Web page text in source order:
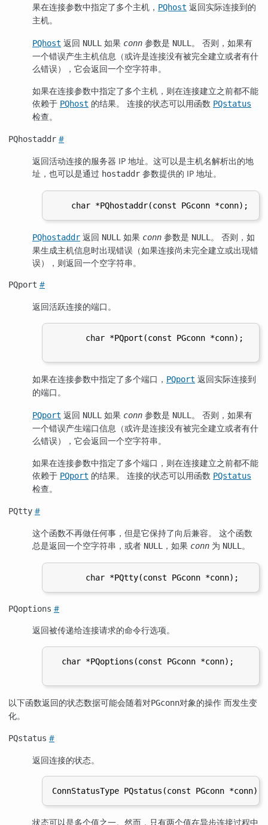
果在连接参数中指定了多个主机， PQhost 返回实际连接到的
主机。
PQhost 返回 NULL 如果 conn 参数是 NULL 。 否则，如果有
一个错误产生主机信息（或许是连接没有被完全建立或者有什
么错误），它会返回一个空字符串。
如果在连接参数中指定了多个主机，则在连接建立之前都不能
依赖于 PQhost 的结果。 连接的状态可以用函数 PQstatus
检查。
PQhostaddr #
返回活动连接的服务器 IP 地址。这可以是主机名解析出的地
址，也可以是通过 hostaddr 参数提供的 IP 地址。
PQhostaddr 返回 NULL 如果 conn 参数是 NULL 。 否则，如
果生成主机信息时出现错误（如果连接尚未完全建立或出现错
误），则返回一个空字符串。
PQport #
返回活跃连接的端口。
       char *PQport(const PGconn *conn);
如果在连接参数中指定了多个端口， PQport 返回实际连接到
的端口。
PQport 返回 NULL 如果 conn 参数是 NULL 。 否则，如果有
一个错误产生端口信息（或许是连接没有被完全建立或者有什
么错误），它会返回一个空字符串。
如果在连接参数中指定了多个端口，则在连接建立之前都不能
依赖于 PQport 的结果。 连接的状态可以用函数 PQstatus
检查。
PQtty #
这个函数不再做任何事，但是它保持了向后兼容。 这个函数
总是返回一个空字符串，或者 NULL ，如果 conn 为 NULL 。
PQoptions #
返回被传递给连接请求的命令行选项。
  char *PQoptions(const PGconn *conn);
以下函数返回的状态数据可能会随着对PGconn对象的操作 而发生变
化。
PQstatus #
返回连接的状态。
状态可以是多个值之一。然而，只有两个值在异步连接过程中